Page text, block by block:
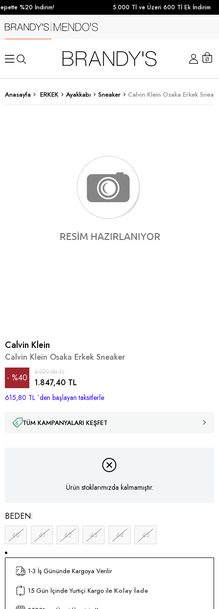
%20 İndirim! 5.000 Tl ve Üzeri 600 Tl Ek İndirim
Anasayfa ERKEK Ayakkabı Sneaker Calvin Klein Osaka Erkek
Calvin Klein
Calvin Klein Osaka Erkek Sneaker
%40
İndirim
3.079,00 TL
1.847,40 TL
615,80 TL `den başlayan taksitlerle
TÜM KAMPANYALARI KEŞFET
Ürün stoklarımızda kalmamıştır.
BEDEN
40 41 42 43 44 45
1-3 İş Gününde Kargoya Verilir
15 Gün İçinde Yurtiçi Kargo ile Kolay İade